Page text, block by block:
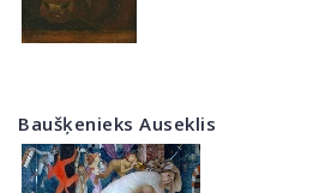
Baušķenieks Auseklis